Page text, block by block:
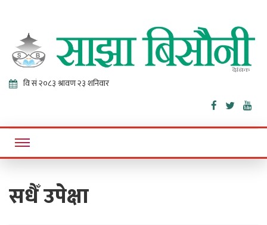
Sajha
Bisaunee
Online News Portal
सधैँ उपेक्षा